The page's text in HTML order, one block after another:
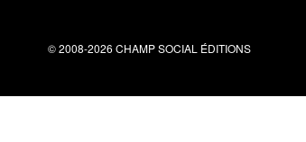
© 2008-2026 CHAMP SOCIAL ÉDITIONS